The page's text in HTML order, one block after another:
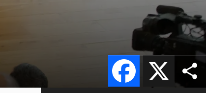
X
Facebook